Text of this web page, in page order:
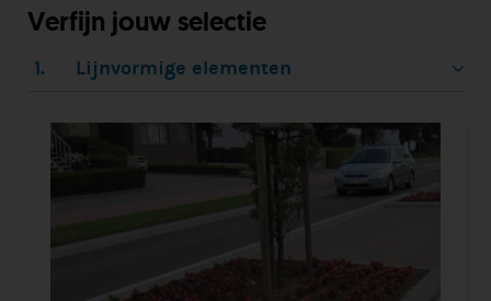
Verfijn jouw selectie
1. Lijnvormige elementen